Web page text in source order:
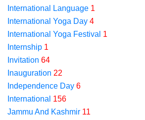
International Language 1
International Yoga Day 4
International Yoga Festival 1
Internship 1
Invitation 64
Inauguration 22
Independence Day 6
International 156
Jammu And Kashmir 11